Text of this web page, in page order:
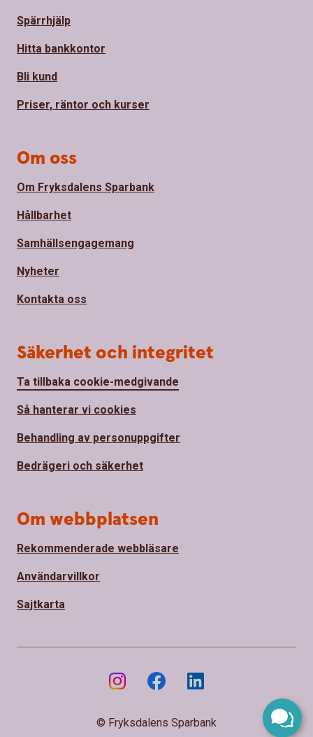
Spärrhjälp
Hitta bankkontor
Bli kund
Priser, räntor och kurser
Om oss
Om Fryksdalens Sparbank
Hållbarhet
Samhällsengagemang
Nyheter
Kontakta oss
Säkerhet och integritet
Ta tillbaka cookie-medgivande
Så hanterar vi cookies
Behandling av personuppgifter
Bedrägeri och säkerhet
Om webbplatsen
Rekommenderade webbläsare
Användarvillkor
Sajtkarta
© Fryksdalens Sparbank